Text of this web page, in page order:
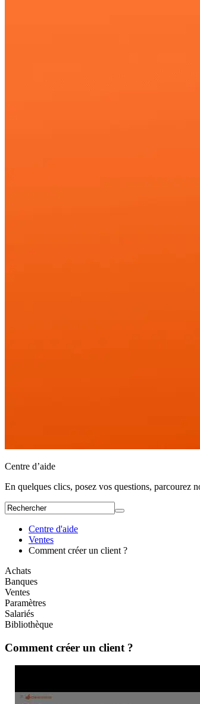
Centre d’aide
En quelques clics, posez vos questions, parcourez
Centre d'aide
Ventes
Comment créer un client ?
Achats
Banques
Ventes
Paramètres
Salariés
Bibliothèque
Comment créer un client ?